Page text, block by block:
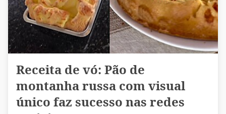
Receita de vó: Pão de
montanha russa com visual
único faz sucesso nas redes